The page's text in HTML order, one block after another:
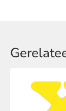
product